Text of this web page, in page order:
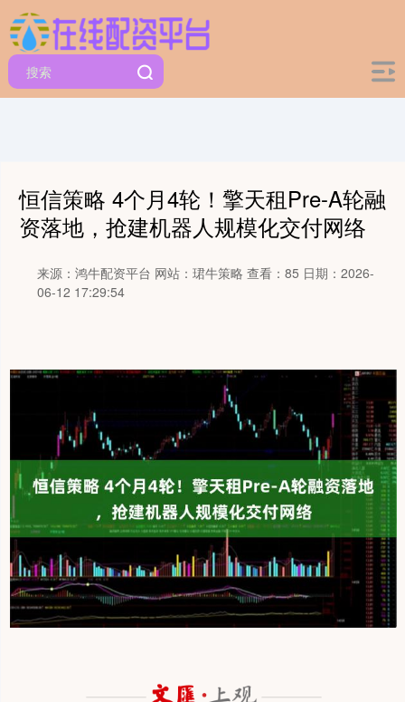
恒信策略 4个月4轮！擎天租Pre-A轮融
资落地，抢建机器人规模化交付网络
来源：鸿牛配资平台 网站：珺牛策略 查看：85 日期：2026-
06-12 17:29:54